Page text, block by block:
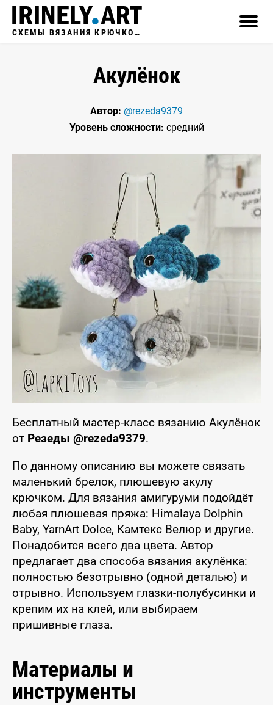
СХЕМЫ ВЯЗАНИЯ КРЮЧКОМ
Акулёнок
Автор: @rezeda9379
Уровень сложности: средний
Бесплатный мастер-класс вязанию Акулёнок
от Резеды @rezeda9379.
По данному описанию вы можете связать
маленький брелок, плюшевую акулу
крючком. Для вязания амигуруми подойдёт
любая плюшевая пряжа: Himalaya Dolphin
Baby, YarnArt Dolce, Камтекс Велюр и другие.
Понадобится всего два цвета. Автор
предлагает два способа вязания акулёнка:
полностью безотрывно (одной деталью) и
отрывно. Используем глазки-полубусинки и
крепим их на клей, или выбираем
пришивные глаза.
Материалы и
инструменты